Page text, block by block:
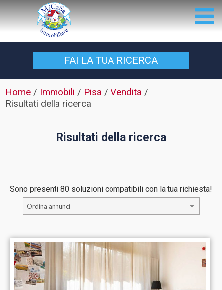
FAI LA TUA RICERCA
Home / Immobili / Pisa /Vendita /
Risultati della ricerca
Risultati della ricerca
Sono presenti 80 soluzioni compatibili con la tua richiesta!
Ordina annunci